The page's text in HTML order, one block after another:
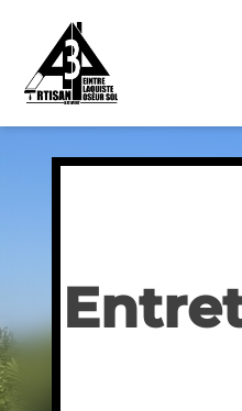
content